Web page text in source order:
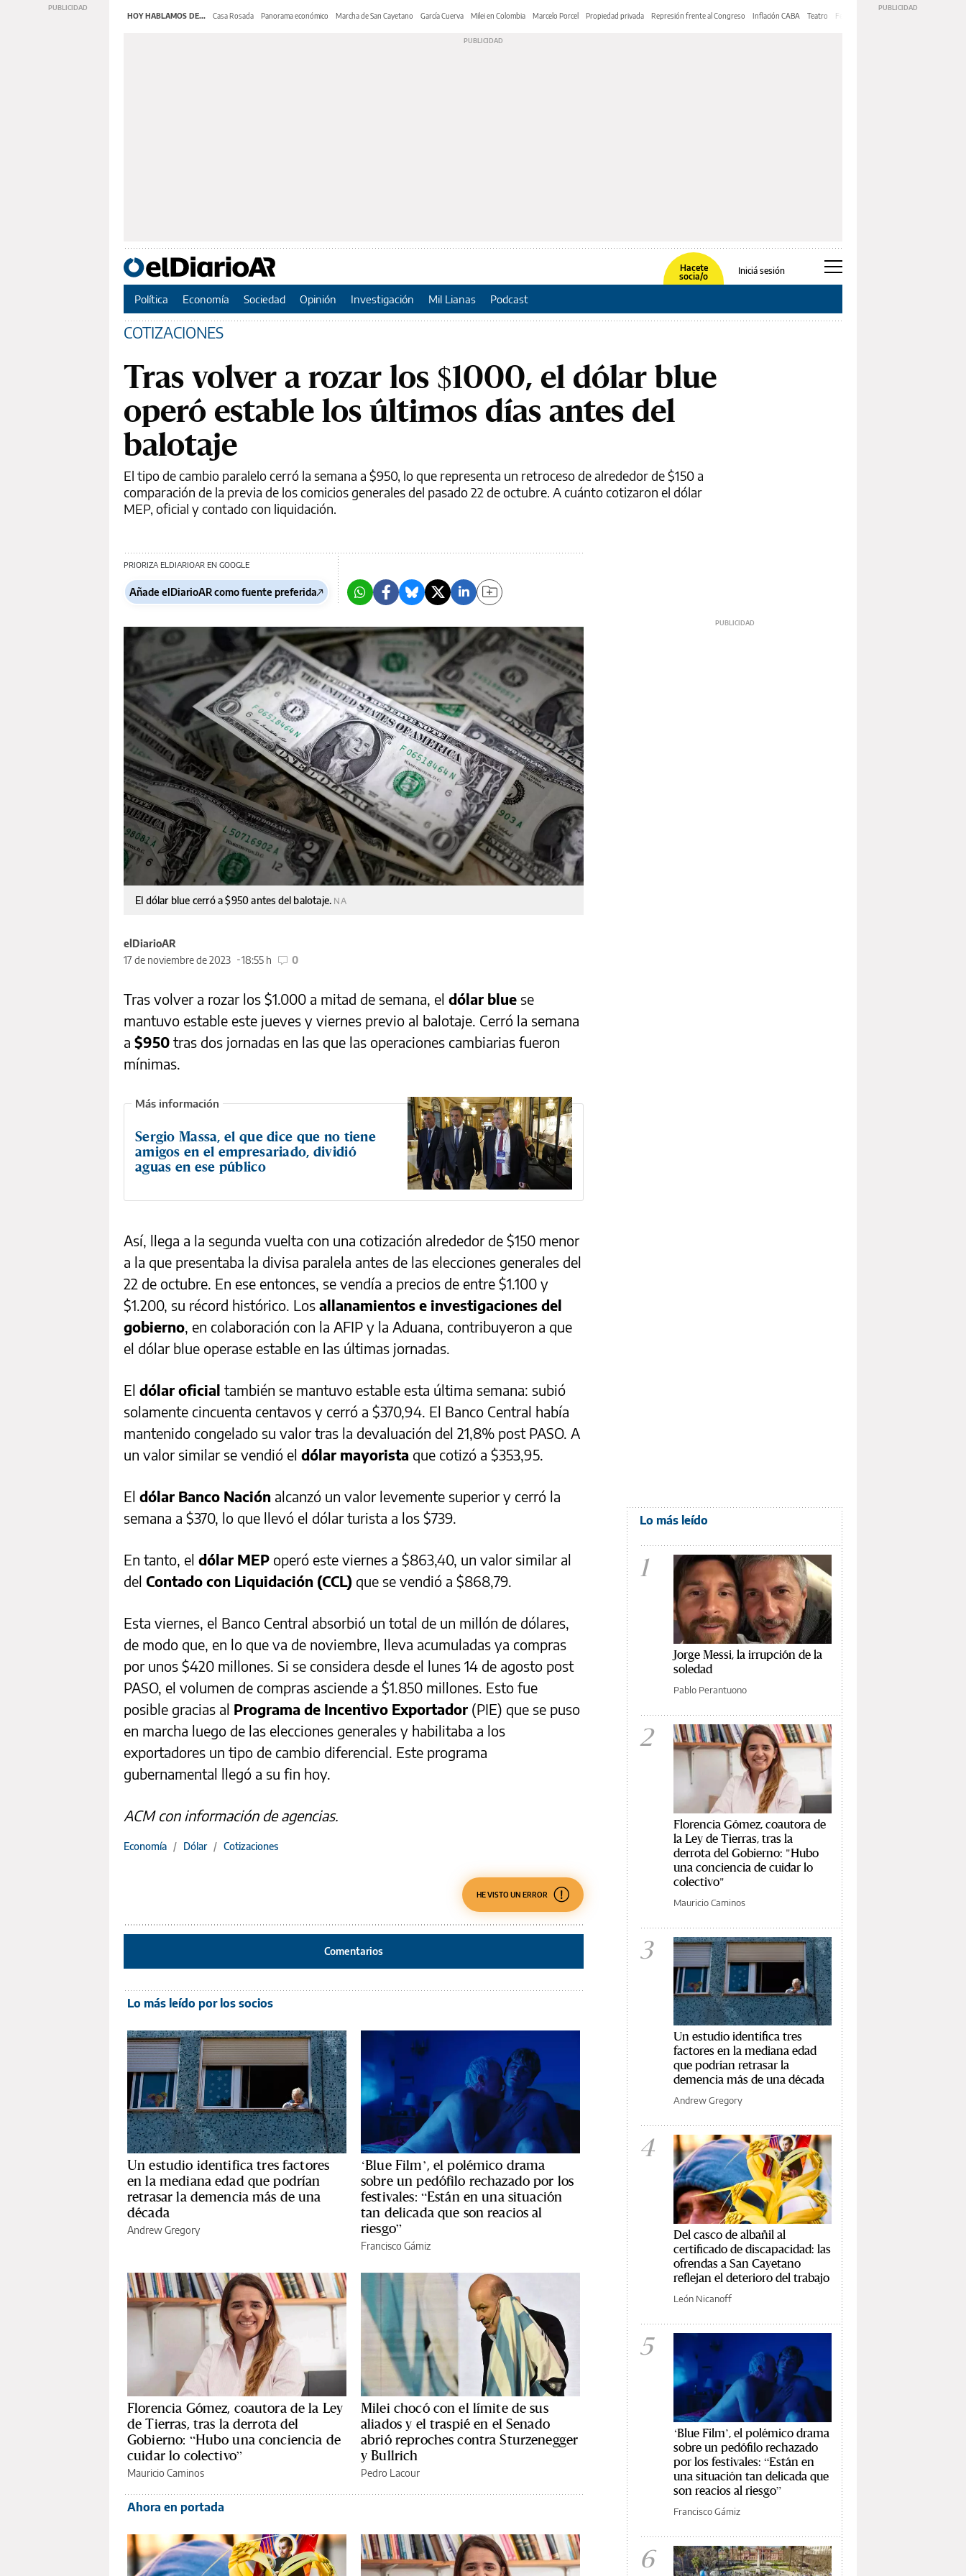
HOY HABLAMOS DE... Casa Rosada Panorama económico Marcha de San Cayetano García Cuerva Milei en Colombia Marcelo Porcel Propiedad privada Represión frente al Congreso Inflación CABA Teatro Feria de Editores
Hacete
socia/o
Iniciá sesión
Política Economía Sociedad Opinión Investigación Mil Lianas Podcast
COTIZACIONES
Tras volver a rozar los $1000, el dólar blue
operó estable los últimos días antes del
balotaje
El tipo de cambio paralelo cerró la semana a $950, lo que representa un retroceso de alrededor de $150 a
comparación de la previa de los comicios generales del pasado 22 de octubre. A cuánto cotizaron el dólar
MEP, oficial y contado con liquidación.
PRIORIZA ELDIARIOAR EN GOOGLE
Añade elDiarioAR como fuente preferida
El dólar blue cerró a $950 antes del balotaje. NA
elDiarioAR
17 de noviembre de 2023
18:55 h 0
Tras volver a rozar los $1.000 a mitad de semana, el dólar blue se
mantuvo estable este jueves y viernes previo al balotaje. Cerró la semana
a $950 tras dos jornadas en las que las operaciones cambiarias fueron
mínimas.
Sergio Massa, el que dice que no tiene
amigos en el empresariado, dividió
aguas en ese público
Así, llega a la segunda vuelta con una cotización alrededor de $150 menor
a la que presentaba la divisa paralela antes de las elecciones generales del
22 de octubre. En ese entonces, se vendía a precios de entre $1.100 y
$1.200, su récord histórico. Los allanamientos e investigaciones del
gobierno, en colaboración con la AFIP y la Aduana, contribuyeron a que
el dólar blue operase estable en las últimas jornadas.
El dólar oficial también se mantuvo estable esta última semana: subió
solamente cincuenta centavos y cerró a $370,94. El Banco Central había
mantenido congelado su valor tras la devaluación del 21,8% post PASO. A
un valor similar se vendió el dólar mayorista que cotizó a $353,95.
El dólar Banco Nación alcanzó un valor levemente superior y cerró la
semana a $370, lo que llevó el dólar turista a los $739.
En tanto, el dólar MEP operó este viernes a $863,40, un valor similar al
del Contado con Liquidación (CCL) que se vendió a $868,79.
Esta viernes, el Banco Central absorbió un total de un millón de dólares,
de modo que, en lo que va de noviembre, lleva acumuladas ya compras
por unos $420 millones. Si se considera desde el lunes 14 de agosto post
PASO, el volumen de compras asciende a $1.850 millones. Esto fue
posible gracias al Programa de Incentivo Exportador (PIE) que se puso
en marcha luego de las elecciones generales y habilitaba a los
exportadores un tipo de cambio diferencial. Este programa
gubernamental llegó a su fin hoy.
ACM con información de agencias.
Economía / Dólar / Cotizaciones
HE VISTO UN ERROR
Comentarios
Lo más leído por los socios
Un estudio identifica tres factores
en la mediana edad que podrían
retrasar la demencia más de una
década
Andrew Gregory
‘Blue Film’, el polémico drama
sobre un pedófilo rechazado por los
festivales: “Están en una situación
tan delicada que son reacios al
riesgo”
Francisco Gámiz
Florencia Gómez, coautora de la Ley
de Tierras, tras la derrota del
Gobierno: “Hubo una conciencia de
cuidar lo colectivo”
Mauricio Caminos
Milei chocó con el límite de sus
aliados y el traspié en el Senado
abrió reproches contra Sturzenegger
y Bullrich
Pedro Lacour
Ahora en portada
Lo más leído
1
Jorge Messi, la irrupción de la
soledad
Pablo Perantuono
2
Florencia Gómez, coautora de
la Ley de Tierras, tras la
derrota del Gobierno: "Hubo
una conciencia de cuidar lo
colectivo"
Mauricio Caminos
3
Un estudio identifica tres
factores en la mediana edad
que podrían retrasar la
demencia más de una década
Andrew Gregory
4
Del casco de albañil al
certificado de discapacidad: las
ofrendas a San Cayetano
reflejan el deterioro del trabajo
León Nicanoff
5
‘Blue Film’, el polémico drama
sobre un pedófilo rechazado
por los festivales: “Están en
una situación tan delicada que
son reacios al riesgo”
Francisco Gámiz
6